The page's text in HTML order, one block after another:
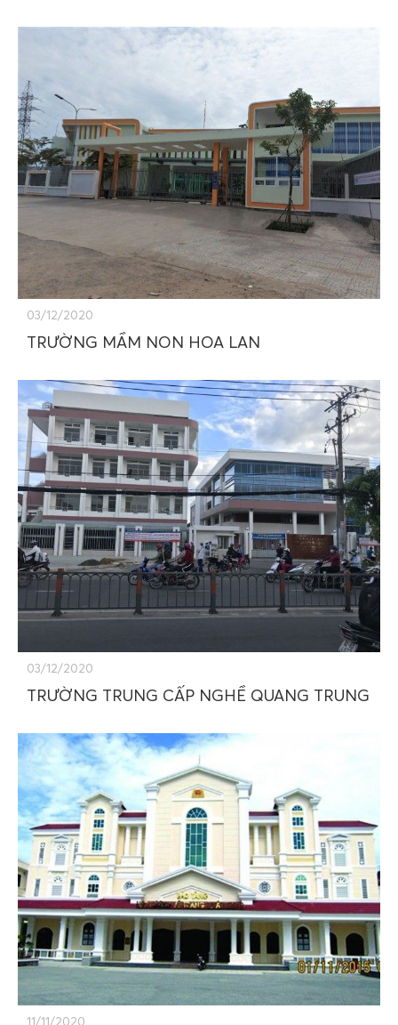
03/12/2020
TRƯỜNG MẦM NON HOA LAN
03/12/2020
TRƯỜNG TRUNG CẤP NGHỀ QUANG TRUNG
11/11/2020